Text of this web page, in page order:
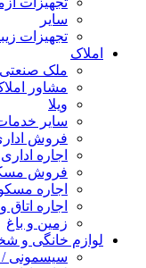
سایر
تجهیزات
املاک
ملک صنعتی
مشاور
ویلا
سایر
فروش
اجاره
فروش
اجاره
اجاره اتاق
زمین و باغ
لوازم خانگی و
سیسمونی /